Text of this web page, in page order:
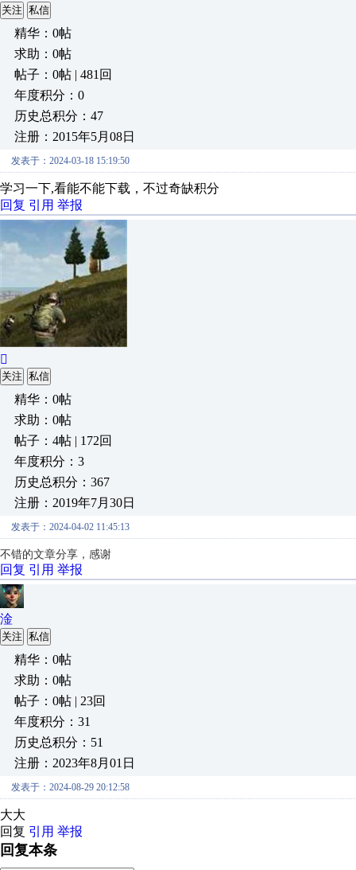
关注 私信
精华：0帖
求助：0帖
帖子：0帖 | 481回
年度积分：0
历史总积分：47
注册：2015年5月08日
发表于：2024-03-18 15:19:50
学习一下,看能不能下载，不过奇缺积分
回复 引用 举报

关注 私信
精华：0帖
求助：0帖
帖子：4帖 | 172回
年度积分：3
历史总积分：367
注册：2019年7月30日
发表于：2024-04-02 11:45:13
不错的文章分享，感谢
回复 引用 举报
淦
关注 私信
精华：0帖
求助：0帖
帖子：0帖 | 23回
年度积分：31
历史总积分：51
注册：2023年8月01日
发表于：2024-08-29 20:12:58
大大
回复 引用 举报
回复本条